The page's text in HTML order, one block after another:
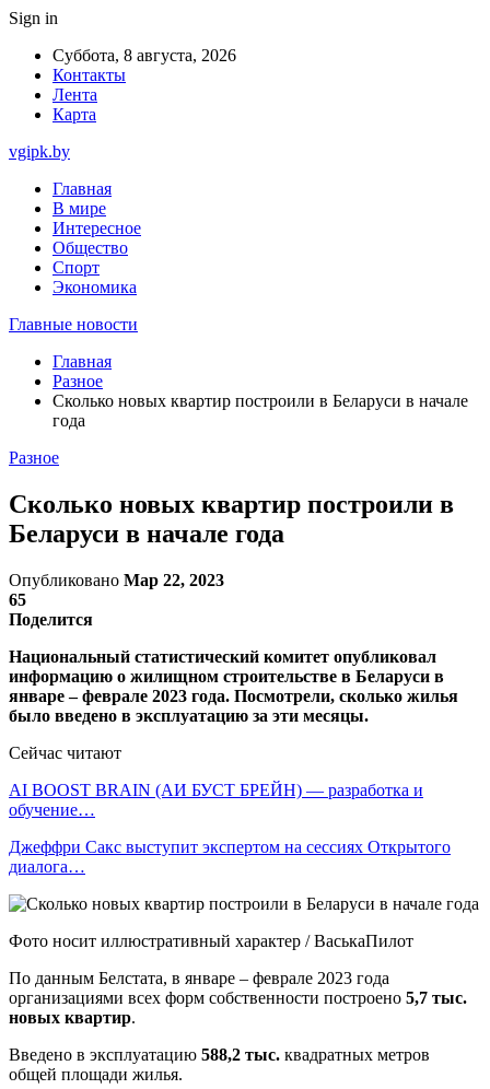
Sign in
Суббота, 8 августа, 2026
Контакты
Лента
Карта
vgipk.by
Главная
В мире
Интересное
Общество
Спорт
Экономика
Главные новости
Главная
Разное
Сколько новых квартир построили в Беларуси в начале
года
Разное
Сколько новых квартир построили в
Беларуси в начале года
Опубликовано Мар 22, 2023
65
Поделится
Национальный статистический комитет опубликовал
информацию о жилищном строительстве в Беларуси в
январе – феврале 2023 года. Посмотрели, сколько жилья
было введено в эксплуатацию за эти месяцы.
Сейчас читают
AI BOOST BRAIN (АИ БУСТ БРЕЙН) — разработка и
обучение…
Джеффри Сакс выступит экспертом на сессиях Открытого
диалога…
Фото носит иллюстративный характер / ВаськаПилот
По данным Белстата, в январе – феврале 2023 года
организациями всех форм собственности построено 5,7 тыс.
новых квартир.
Введено в эксплуатацию 588,2 тыс. квадратных метров
общей площади жилья.